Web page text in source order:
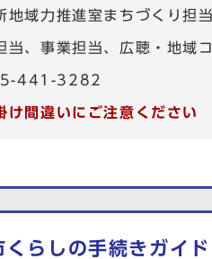
地域力推進室まちづくり担当
当、事業担当、広聴・地
441-3282
け間違いにご注意ください
くらしの手続きガイド